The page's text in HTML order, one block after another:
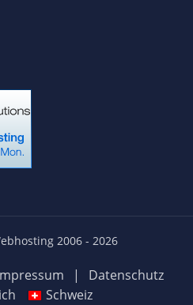
2006 - 2026
|
Datenschutz
Schweiz